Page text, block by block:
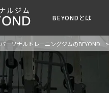
BEYONDとは
パーソナルトレーニングジムのBEYOND